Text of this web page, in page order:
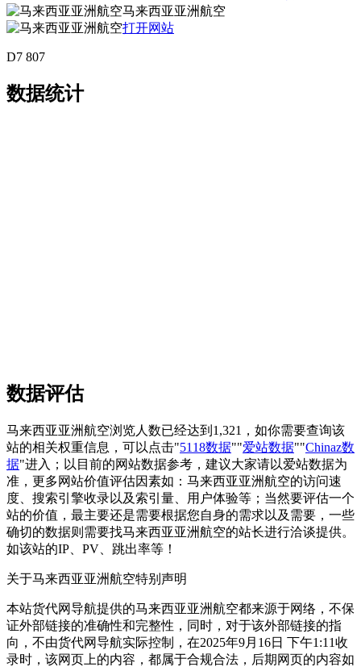
马来西亚亚洲航空
打开网站
D7 807
数据统计
数据评估
马来西亚亚洲航空浏览人数已经达到1,321，如你需要查询该
站的相关权重信息，可以点击"5118数据""爱站数据""Chinaz数
据"进入；以目前的网站数据参考，建议大家请以爱站数据为
准，更多网站价值评估因素如：马来西亚亚洲航空的访问速
度、搜索引擎收录以及索引量、用户体验等；当然要评估一个
站的价值，最主要还是需要根据您自身的需求以及需要，一些
确切的数据则需要找马来西亚亚洲航空的站长进行洽谈提供。
如该站的IP、PV、跳出率等！
关于马来西亚亚洲航空特别声明
本站货代网导航提供的马来西亚亚洲航空都来源于网络，不保
证外部链接的准确性和完整性，同时，对于该外部链接的指
向，不由货代网导航实际控制，在2025年9月16日 下午1:11收
录时，该网页上的内容，都属于合规合法，后期网页的内容如